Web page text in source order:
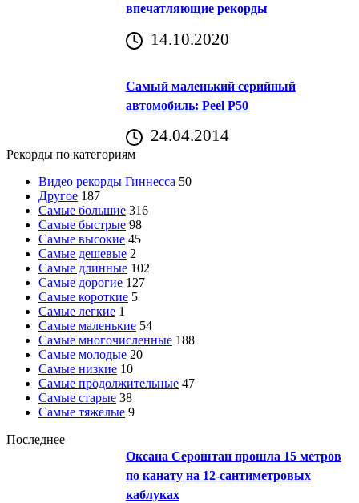
впечатляющие рекорды
14.10.2020
Самый маленький серийный
автомобиль: Peel P50
24.04.2014
Рекорды по категориям
Видео рекорды Гиннесса 50
Другое 187
Самые большие 316
Самые быстрые 98
Самые высокие 45
Самые дешевые 2
Самые длинные 102
Самые дорогие 127
Самые короткие 5
Самые легкие 1
Самые маленькие 54
Самые многочисленные 188
Самые молодые 20
Самые низкие 10
Самые продолжительные 47
Самые старые 38
Самые тяжелые 9
Последнее
Оксана Сероштан прошла 15 метров
по канату на 12-сантиметровых
каблуках